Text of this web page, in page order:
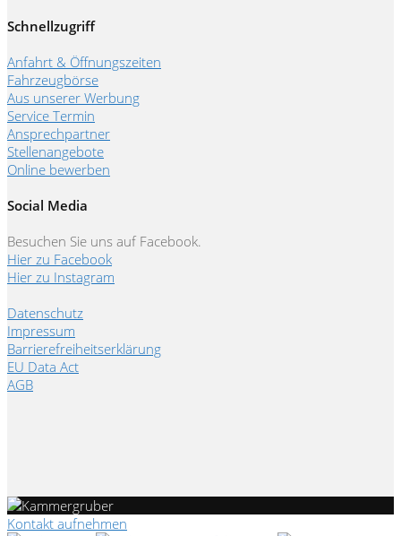
Schnellzugriff
Anfahrt & Öffnungszeiten
Fahrzeugbörse
Aus unserer Werbung
Service Termin
Ansprechpartner
Stellenangebote
Online bewerben
Social Media
Besuchen Sie uns auf Facebook.
Hier zu Facebook
Hier zu Instagram
Datenschutz
Impressum
Barrierefreiheitserklärung
EU Data Act
AGB
Kontakt aufnehmen